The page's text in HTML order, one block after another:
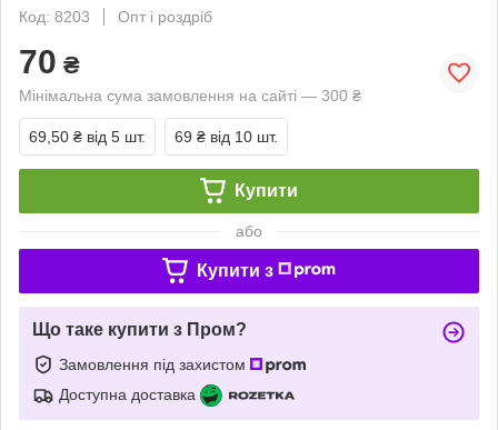
Код: 8203
Опт і роздріб
70 ₴
Мінімальна сума замовлення на сайті — 300 ₴
69,50 ₴ від 5 шт. 69 ₴ від 10 шт.
Купити
або
Купити з
Що таке купити з Пром?
Замовлення під захистом
Доступна доставка